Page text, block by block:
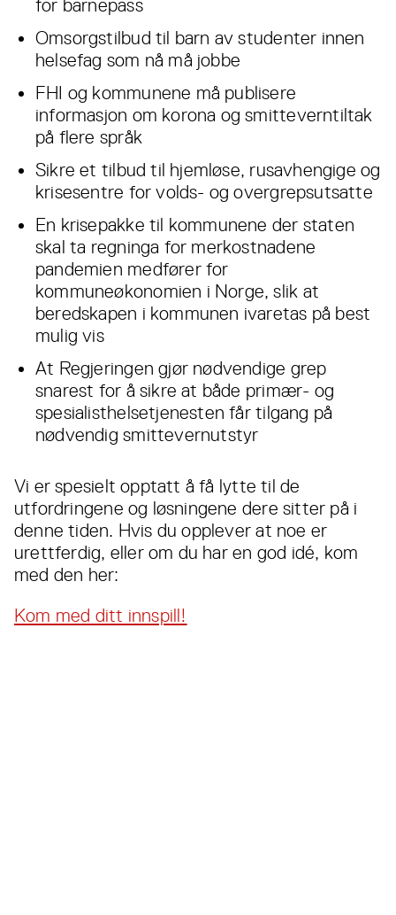
for barnepass
Omsorgstilbud til barn av studenter innen
helsefag som nå må jobbe
FHI og kommunene må publisere
informasjon om korona og smitteverntiltak
på flere språk
Sikre et tilbud til hjemløse, rusavhengige og
krisesentre for volds- og overgrepsutsatte
En krisepakke til kommunene der staten
skal ta regninga for merkostnadene
pandemien medfører for
kommuneøkonomien i Norge, slik at
beredskapen i kommunen ivaretas på best
mulig vis
At Regjeringen gjør nødvendige grep
snarest for å sikre at både primær- og
spesialisthelsetjenesten får tilgang på
nødvendig smittevernutstyr
Vi er spesielt opptatt å få lytte til de
utfordringene og løsningene dere sitter på i
denne tiden. Hvis du opplever at noe er
urettferdig, eller om du har en god idé, kom
med den her:
Kom med ditt innspill!